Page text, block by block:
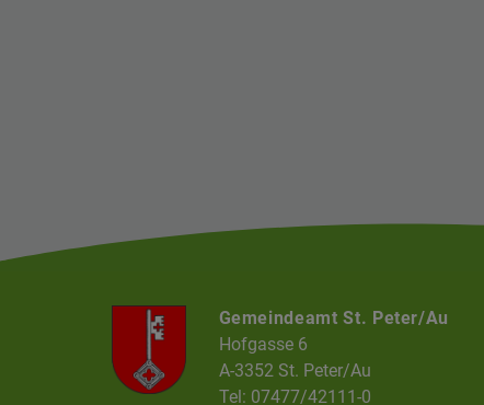
Gemeindeamt St. Peter/Au
Hofgasse 6
A-3352 St. Peter/Au
Tel: 07477/42111-0